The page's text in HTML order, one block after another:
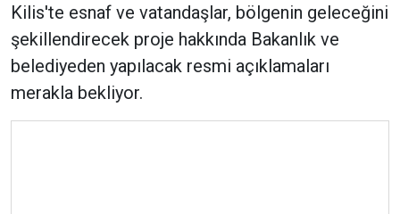
Kilis'te esnaf ve vatandaşlar, bölgenin geleceğini
şekillendirecek proje hakkında Bakanlık ve
belediyeden yapılacak resmi açıklamaları
merakla bekliyor.